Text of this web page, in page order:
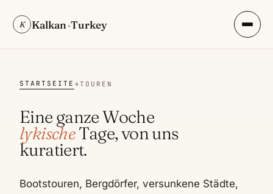
K Kalkan·Turkey
STARTSEITE → TOUREN
Eine ganze Woche
lykischeTage, von uns
kuratiert.
Bootstouren, Bergdörfer, versunkene Städte,